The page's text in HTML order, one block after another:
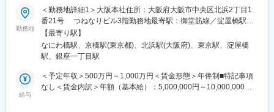
プデートできる環境です。
■働き方：
◎完全在宅勤務のため、拠点（東京・大阪）の近くにお住まいで
なくてもご就業いただけます。
場合、お子様の通院やご都合に合わせて業務時間を調整できま
す。
◆◇
■仕事内容：
承認申請・取得に向けた非（前）臨床開発戦略の構築・評価・分
析・助言を中心としたコンサルティング業務をお任せします。
開発初期段階から関与し、医薬品開発の方向性を左右する戦略立
案に携わる上流ポジションです。
・各種動物実験受託機関（CRO）の選定・評価分析・実施支援
勤務地
＜勤務地詳細1＞大阪本社住所：大阪府大阪市中央区北浜2丁目1
番21号 つねなりビル3階勤務地最寄駅：御堂筋線／淀屋橋駅受
動喫煙対策：屋内全面禁煙＜勤務地詳細2＞東京支社住所：東京都
千代田区丸の内1-11-1 パシフィックセンチュリープレイス丸の内
13階 受動喫煙対策：屋内全面禁煙変更の範囲：無
【最寄り駅】
なにわ橋駅、京橋駅(東京都)、北浜駅(大阪府)、東京駅、淀屋橋
駅、銀座一丁目駅
給与
＜予定年収＞500万円～1,000万円＜賃金形態＞年俸制■特記事項
なし＜賃金内訳＞年額（基本給）：5,000,000円～10,000,000円